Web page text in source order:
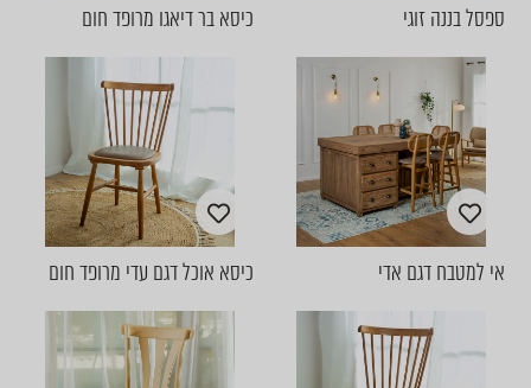
ספסל בננה זוגי כיסא בר דיאגו מרופד חום
אי למטבח דגם אדי כיסא אוכל דגם עדי מרופד חום